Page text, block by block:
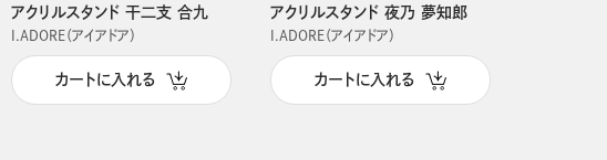
アクリルスタンド 干二支 合九
I.ADORE（アイアドア）
カートに入れる
アクリルスタンド 夜乃 夢知郎
I.ADORE（アイアドア）
カートに入れる